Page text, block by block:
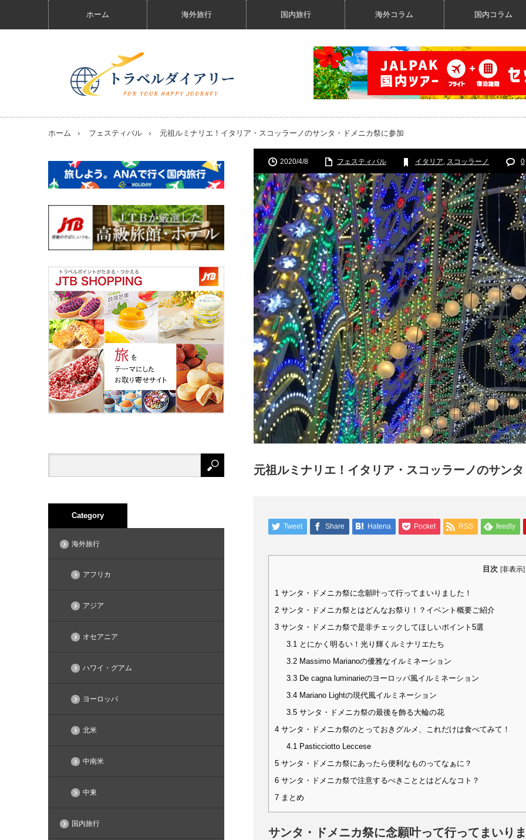
ホーム 海外旅行 国内旅行 海外コラム 国内コラム
ホーム フェスティバル 元祖ルミナリエ！イタリア・スコッラーノのサンタ・ドメニカ祭に参加
2020/4/8 フェスティバル イタリア, スコッラーノ 0
元祖ルミナリエ！イタリア・スコッラーノのサン
Tweet Share Hatena Pocket RSS feedly
目次 [非表示]
1 サンタ・ドメニカ祭に念願叶って行ってまいりました！
2 サンタ・ドメニカ祭とはどんなお祭り！？イベント概要ご紹介
3 サンタ・ドメニカ祭で是非チェックしてほしいポイント5選
3.1とにかく明るい！光り輝くルミナリエたち
3.2Massimo Marianoの優雅なイルミネーション
3.3De cagna luminarieのヨーロッパ風イルミネーション
3.4Mariano Lightの現代風イルミネーション
3.5サンタ・ドメニカ祭の最後を飾る大輪の花
4 サンタ・ドメニカ祭のとっておきグルメ、これだけは食べてみて！
4.1Pasticciotto Leccese
5 サンタ・ドメニカ祭にあったら便利なものってなぁに？
6 サンタ・ドメニカ祭で注意するべきこととはどんなコト？
7 まとめ
サンタ・ドメニカ祭に念願叶って行ってまいりま
Category
海外旅行
アフリカ
アジア
オセアニア
ハワイ・グアム
ヨーロッパ
北米
中南米
中東
国内旅行